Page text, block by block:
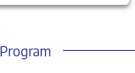
Program